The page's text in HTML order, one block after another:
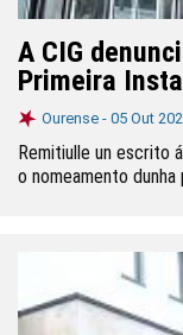
A CIG
Primeira
Ourense - 05 Out
Remitiulle un escrito
o nomeamento